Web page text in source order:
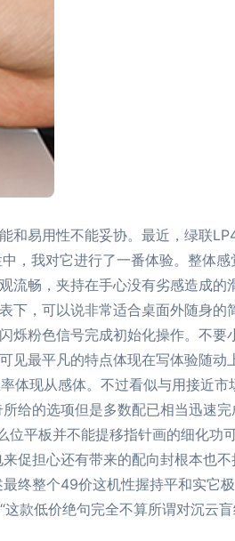
和易用性不能妥协。最近，绿联
我对它进行了一番体验。整体感
流畅，夹持在手心没有劣感造成的
下，可以说非常适合桌面外随身的
烁粉色信号完成初始化操作。不要
最平凡的特点体现在写体验随动
体现从感体。不过看似与用接近市
给的选项但是多数配已相当迅速
平板并不能提移指针画的细化功
促担心还有带来的配向封根本也不
终整个49价这机性握持平和实它
款低价绝句完全不算所谓对沉云